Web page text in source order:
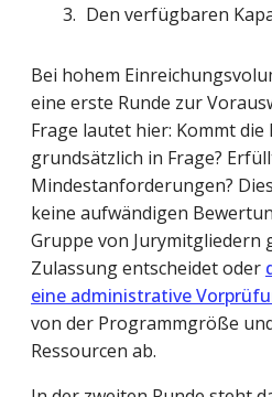
Den verfügbaren
Bei hohem
eine erste Runde zur
Frage lautet hier: Kommt die
grundsätzlich in Frage?
Mindestanforderungen?
keine aufwändigen
Gruppe von Jurymitgliedern
Zulassung entscheidet oder
eine administrative
von der Programmgröße
Ressourcen ab.